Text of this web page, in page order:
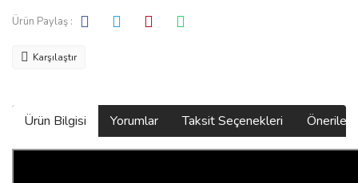
Ürün Paylaş :
Karşılaştır
Ürün Bilgisi Yorumlar Taksit Seçenekleri